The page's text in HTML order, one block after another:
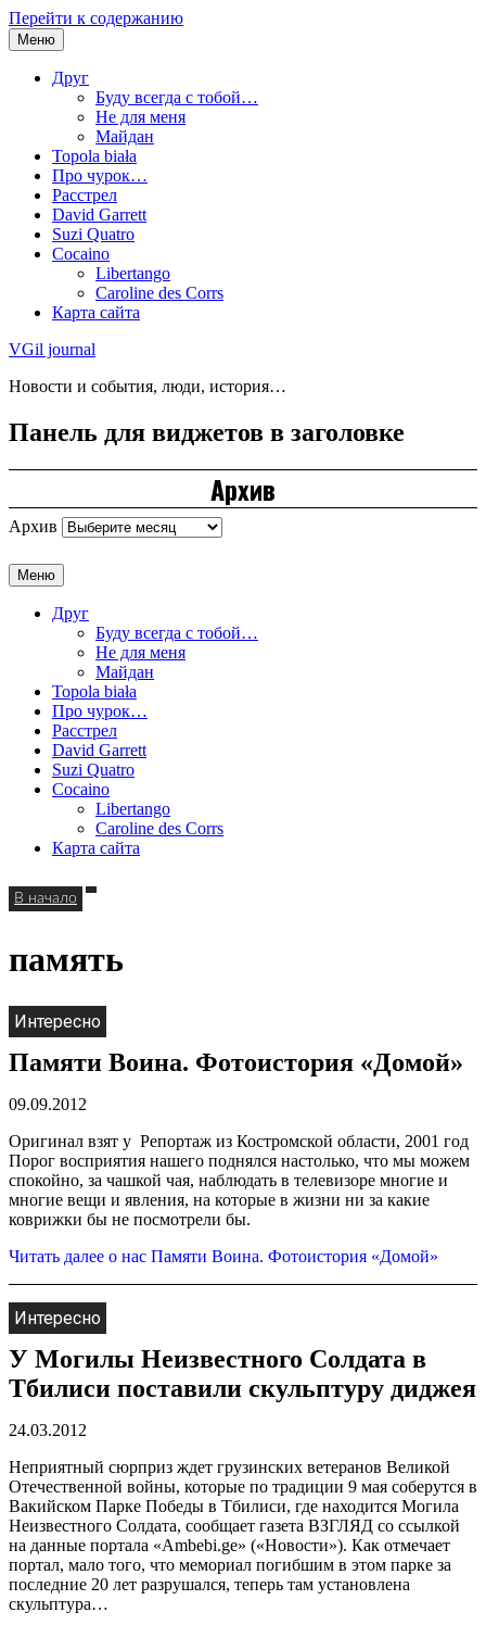
Перейти к содержанию
Меню
Друг
Буду всегда с тобой…
Не для меня
Майдан
Topola biała
Про чурок…
Расстрел
David Garrett
Suzi Quatro
Cocaino
Libertango
Caroline des Corrs
Карта сайта
VGil journal
Новости и события, люди, история…
Панель для виджетов в заголовке
Архив
Архив
Меню
Друг
Буду всегда с тобой…
Не для меня
Майдан
Topola biała
Про чурок…
Расстрел
David Garrett
Suzi Quatro
Cocaino
Libertango
Caroline des Corrs
Карта сайта
В начало
память
Интересно
Памяти Воина. Фотоистория «Домой»
09.09.2012
Оригинал взят у Репортаж из Костромской области, 2001 год
Порог восприятия нашего поднялся настолько, что мы можем
спокойно, за чашкой чая, наблюдать в телевизоре многие и
многие вещи и явления, на которые в жизни ни за какие
коврижки бы не посмотрели бы.
Читать далее о нас Памяти Воина. Фотоистория «Домой»
Интересно
У Могилы Неизвестного Солдата в
Тбилиси поставили скульптуру диджея
24.03.2012
Неприятный сюрприз ждет грузинских ветеранов Великой
Отечественной войны, которые по традиции 9 мая соберутся в
Вакийском Парке Победы в Тбилиси, где находится Могила
Неизвестного Солдата, сообщает газета ВЗГЛЯД со ссылкой
на данные портала «Ambebi.ge» («Новости»). Как отмечает
портал, мало того, что мемориал погибшим в этом парке за
последние 20 лет разрушался, теперь там установлена
скульптура…